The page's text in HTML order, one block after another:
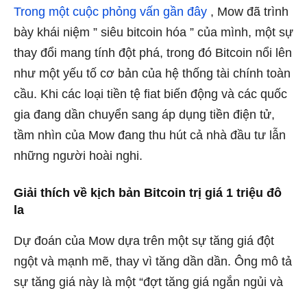
Trong một cuộc phỏng vấn gần đây , Mow đã trình
bày khái niệm ” siêu bitcoin hóa ” của mình, một sự
thay đổi mang tính đột phá, trong đó Bitcoin nổi lên
như một yếu tố cơ bản của hệ thống tài chính toàn
cầu. Khi các loại tiền tệ fiat biến động và các quốc
gia đang dần chuyển sang áp dụng tiền điện tử,
tầm nhìn của Mow đang thu hút cả nhà đầu tư lẫn
những người hoài nghi.
Giải thích về kịch bản Bitcoin trị giá 1 triệu đô
la
Dự đoán của Mow dựa trên một sự tăng giá đột
ngột và mạnh mẽ, thay vì tăng dần dần. Ông mô tả
sự tăng giá này là một “đợt tăng giá ngắn ngủi và